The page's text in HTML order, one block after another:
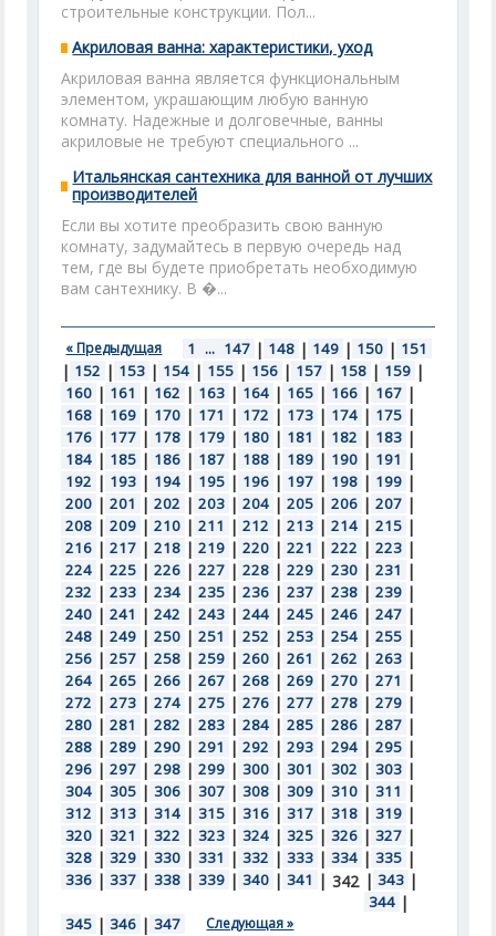
строительные конструкции. Пол...
Акриловая ванна: характеристики, уход
Акриловая ванна является функциональным
элементом, украшающим любую ванную
комнату. Надежные и долговечные, ванны
акриловые не требуют специального ...
Итальянская сантехника для ванной от лучших
производителей
Если вы хотите преобразить свою ванную
комнату, задумайтесь в первую очередь над
тем, где вы будете приобретать необходимую
вам сантехнику. В �...
« Предыдущая 1 ... 147 | 148 | 149 | 150 | 151
| 152 | 153 | 154 | 155 | 156 | 157 | 158 | 159 |
160 | 161 | 162 | 163 | 164 | 165 | 166 | 167 |
168 | 169 | 170 | 171 | 172 | 173 | 174 | 175 |
176 | 177 | 178 | 179 | 180 | 181 | 182 | 183 |
184 | 185 | 186 | 187 | 188 | 189 | 190 | 191 |
192 | 193 | 194 | 195 | 196 | 197 | 198 | 199 |
200 | 201 | 202 | 203 | 204 | 205 | 206 | 207 |
208 | 209 | 210 | 211 | 212 | 213 | 214 | 215 |
216 | 217 | 218 | 219 | 220 | 221 | 222 | 223 |
224 | 225 | 226 | 227 | 228 | 229 | 230 | 231 |
232 | 233 | 234 | 235 | 236 | 237 | 238 | 239 |
240 | 241 | 242 | 243 | 244 | 245 | 246 | 247 |
248 | 249 | 250 | 251 | 252 | 253 | 254 | 255 |
256 | 257 | 258 | 259 | 260 | 261 | 262 | 263 |
264 | 265 | 266 | 267 | 268 | 269 | 270 | 271 |
272 | 273 | 274 | 275 | 276 | 277 | 278 | 279 |
280 | 281 | 282 | 283 | 284 | 285 | 286 | 287 |
288 | 289 | 290 | 291 | 292 | 293 | 294 | 295 |
296 | 297 | 298 | 299 | 300 | 301 | 302 | 303 |
304 | 305 | 306 | 307 | 308 | 309 | 310 | 311 |
312 | 313 | 314 | 315 | 316 | 317 | 318 | 319 |
320 | 321 | 322 | 323 | 324 | 325 | 326 | 327 |
328 | 329 | 330 | 331 | 332 | 333 | 334 | 335 |
336 | 337 | 338 | 339 | 340 | 341 | 342 | 343 |
344 |
345 | 346 | 347 Следующая »